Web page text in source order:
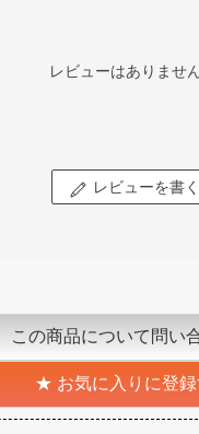
レビューはありません
レビューを書く
この商品について問い
お気に入りに登録